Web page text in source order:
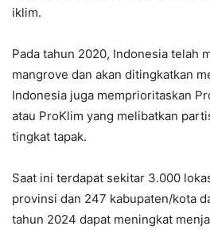
iklim.
Pada tahun 2020, Indonesia telah
mangrove dan akan ditingkatkan
Indonesia juga memprioritaskan
atau ProKlim yang melibatkan
tingkat tapak.
Saat ini terdapat sekitar 3.000
provinsi dan 247 kabupaten/kota
tahun 2024 dapat meningkat